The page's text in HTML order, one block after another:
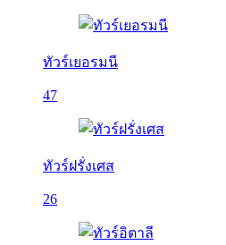
ทัวร์เยอรมนี
47
ทัวร์ฝรั่งเศส
26